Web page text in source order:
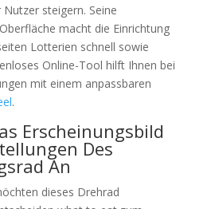
steigern. Seine
macht die Einrichtung
Lotterien schnell sowie
Online-Tool hilft Ihnen bei
mit einem anpassbaren
.
Erscheinungsbild
Des
An
dieses Drehrad